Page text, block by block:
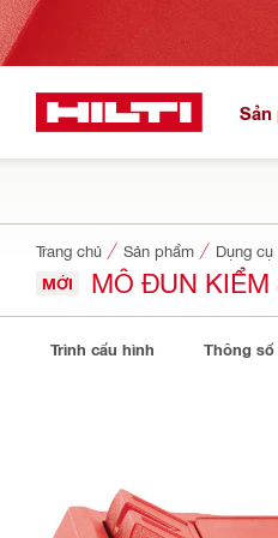
Sản
Trang chủ Sản phẩm Dụng
MỚI MÔ ĐUN KIỂM
Trình cấu hình Thông